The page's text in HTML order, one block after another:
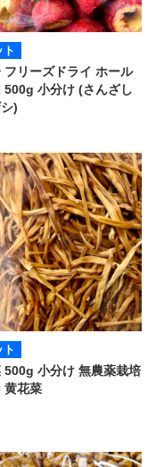
ト
フリーズドライ ホール
500g 小分け (さんざし
)
ト
500g 小分け 無農薬栽培
黄花菜